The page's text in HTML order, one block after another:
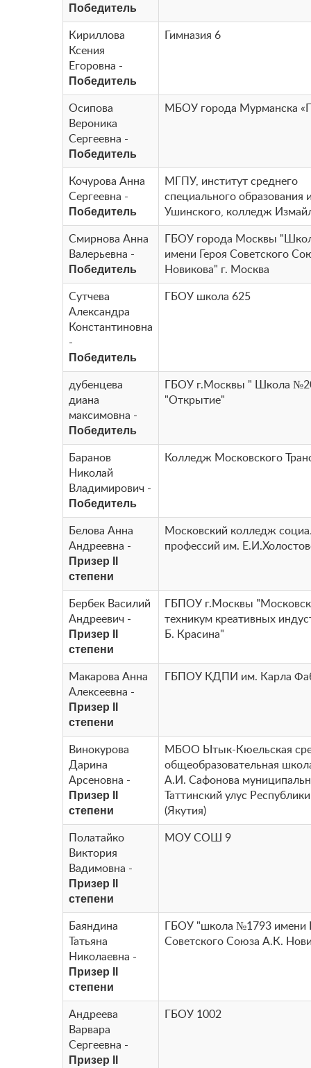
Победитель
Кириллова
Ксения
Егоровна -
Победитель
Гимназия 6
Осипова
Вероника
Сергеевна -
Победитель
МБОУ города Мурманска
Кочурова Анна
Сергеевна -
Победитель
МГПУ, институт среднего
специального образования
Ушинского, колледж
Смирнова Анна
Валерьевна -
Победитель
ГБОУ города Москвы
имени Героя Советского
Новикова" г. Москва
Сутчева
Александра
Константиновна
-
Победитель
ГБОУ школа 625
дубенцева
диана
максимовна -
Победитель
ГБОУ г.Москвы " Школа
"Открытие"
Баранов
Николай
Владимирович -
Победитель
Колледж Московского
Белова Анна
Андреевна -
Призер II
степени
Московский колледж
профессий им.
Бербек Василий
Андреевич -
Призер II
степени
ГБПОУ г.Москвы
техникум креативных
Б. Красина"
Макарова Анна
Алексеевна -
Призер II
степени
ГБПОУ КДПИ им. Карла
Винокурова
Дарина
Арсеновна -
Призер II
степени
МБОО Ытык-Кюельская
общеобразовательная
А.И. Сафонова
Таттинский улус
(Якутия)
Полатайко
Виктория
Вадимовна -
Призер II
степени
МОУ СОШ 9
Баяндина
Татьяна
Николаевна -
Призер II
степени
ГБОУ "школа №1793 имени
Советского Союза А.К.
Андреева
Варвара
Сергеевна -
Призер II
ГБОУ 1002